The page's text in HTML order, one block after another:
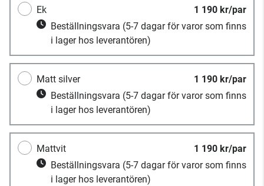
Ek
1 190 kr/par
Beställningsvara (5-7 dagar för varor som finns
i lager hos leverantören)
Matt silver
1 190 kr/par
Beställningsvara (5-7 dagar för varor som finns
i lager hos leverantören)
Mattvit
1 190 kr/par
Beställningsvara (5-7 dagar för varor som finns
i lager hos leverantören)